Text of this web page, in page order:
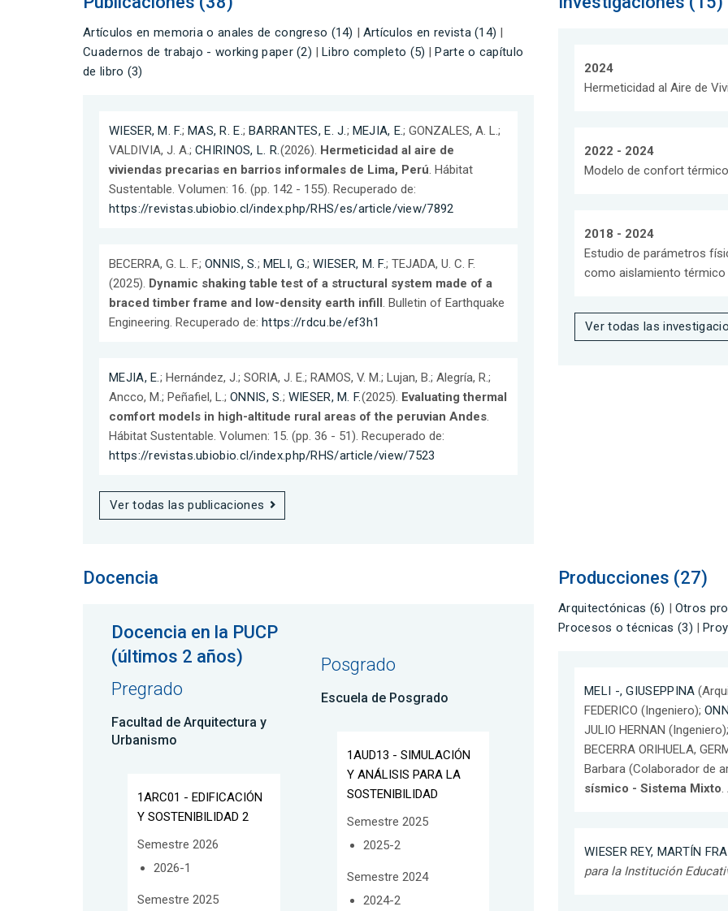
Artículos en memoria o anales de congreso (14) Artículos en revista (14)
Cuadernos de trabajo - working paper (2)
Libro completo (5)
Parte o capítulo
de libro (3)
WIESER, M. F.; MAS, R. E.; BARRANTES, E. J.; MEJIA, E.; GONZALES, A. L.;
VALDIVIA, J. A.; CHIRINOS, L. R.(2026). Hermeticidad al aire de
viviendas precarias en barrios informales de Lima, Perú. Hábitat
Sustentable. Volumen: 16. (pp. 142 - 155). Recuperado de:
https://revistas.ubiobio.cl/index.php/RHS/es/article/view/7892
BECERRA, G. L. F.; ONNIS, S.; MELI, G.;WIESER, M. F.; TEJADA, U. C. F.
(2025). Dynamic shaking table test of a structural system made of a
braced timber frame and low-density earth infill. Bulletin of Earthquake
Engineering. Recuperado de: https://rdcu.be/ef3h1
MEJIA, E.; Hernández, J.; SORIA, J. E.; RAMOS, V. M.; Lujan, B.; Alegría, R.;
Ancco, M.; Peñafiel, L.; ONNIS, S.; WIESER, M. F.(2025). Evaluating thermal
comfort models in high-altitude rural areas of the peruvian Andes.
Hábitat Sustentable. Volumen: 15. (pp. 36 - 51). Recuperado de:
https://revistas.ubiobio.cl/index.php/RHS/article/view/7523
Ver todas las publicaciones
2024
Hermeticidad al Aire de
2022 - 2024
Modelo de confort
2018 - 2024
Estudio de parámetros
como aislamiento
Ver todas las
Docencia
Docencia en la PUCP
(últimos 2 años)
Pregrado
Facultad de Arquitectura y
Urbanismo
1ARC01 - EDIFICACIÓN
Y SOSTENIBILIDAD 2
Semestre 2026
2026-1
Semestre 2025
Posgrado
Escuela de Posgrado
1AUD13 - SIMULACIÓN
Y ANÁLISIS PARA LA
SOSTENIBILIDAD
Semestre 2025
2025-2
Semestre 2024
2024-2
Producciones (27)
Arquitectónicas (6)
Otros
Procesos o técnicas (3)
MELI -, GIUSEPPINA
FEDERICO (Ingeniero);
JULIO HERNAN
BECERRA ORIHUELA,
Barbara (Colaborador de
sísmico - Sistema Mixto.
WIESER REY, MARTÍN
para la Institución